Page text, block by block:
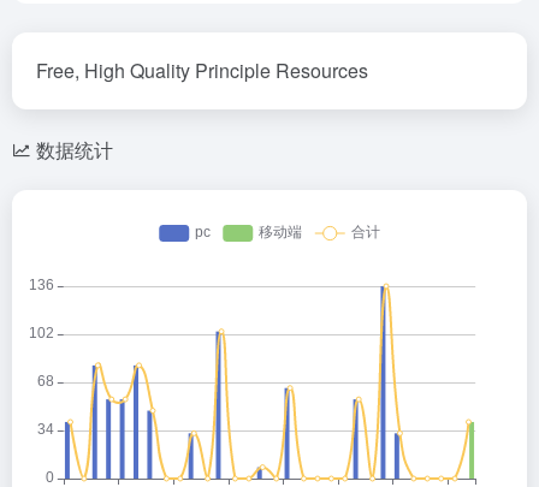
Free, High Quality Principle Resources
数据统计